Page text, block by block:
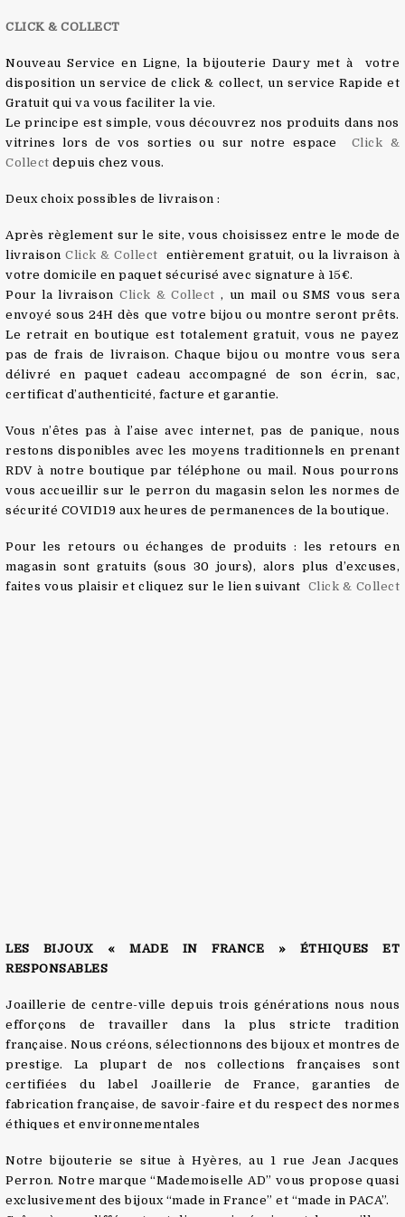
CLICK & COLLECT
Nouveau Service en Ligne, la bijouterie Daury met à votre
disposition un service de click & collect, un service Rapide et
Gratuit qui va vous faciliter la vie.
Le principe est simple, vous découvrez nos produits dans nos
vitrines lors de vos sorties ou sur notre espace Click &
Collect depuis chez vous.
Deux choix possibles de livraison :
Après règlement sur le site, vous choisissez entre le mode de
livraisonClick & Collect
entièrement gratuit, ou la livraison à
votre domicile en paquet sécurisé avec signature à 15€.
Pour la livraison Click & Collect , un mail ou SMS vous sera
envoyé sous 24H dès que votre bijou ou montre seront prêts.
Le retrait en boutique est totalement gratuit, vous ne payez
pas de frais de livraison. Chaque bijou ou montre vous sera
délivré en paquet cadeau accompagné de son écrin, sac,
certificat d’authenticité, facture et garantie.
Vous n’êtes pas à l’aise avec internet, pas de panique, nous
restons disponibles avec les moyens traditionnels en prenant
RDV à notre boutique par téléphone ou mail. Nous pourrons
vous accueillir sur le perron du magasin selon les normes de
sécurité COVID19 aux heures de permanences de la boutique.
Pour les retours ou échanges de produits : l es retours en
magasin sont gratuits (sous 30 jours), alors plus d’excuses,
faites vous plaisir et cliquez sur le lien suivant Click & Collect
LES BIJOUX « MADE IN FRANCE » ÉTHIQUES ET
RESPONSABLES
Joaillerie de centre-ville depuis trois générations nous nous
efforçons de travailler dans la plus stricte tradition
française. Nous créons, sélectionnons des bijoux et montres de
prestige. La plupart de nos collections françaises sont
certifiées du label Joaillerie de France, garanties de
fabrication française, de savoir-faire et du respect des normes
éthiques et environnementales
Notre bijouterie se situe à Hyères, au 1 rue Jean Jacques
Perron. Notre marque “Mademoiselle AD” vous propose quasi
exclusivement des bijoux “made in France” et “made in PACA”.